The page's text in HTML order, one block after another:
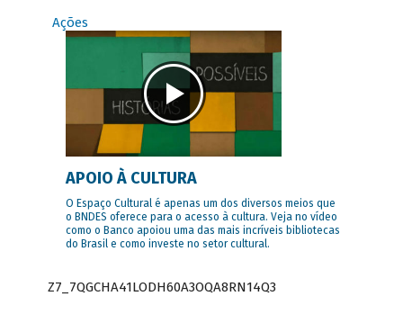
Ações
APOIO À CULTURA
O Espaço Cultural é apenas um dos diversos meios que
o BNDES oferece para o acesso à cultura. Veja no vídeo
como o Banco apoiou uma das mais incríveis bibliotecas
do Brasil e como investe no setor cultural.
Z7_7QGCHA41LODH60A3OQA8RN14Q3